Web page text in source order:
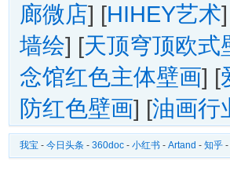
廊微店] [HIHEY艺术
墙绘] [天顶穹顶欧式
念馆红色主体壁画] [
防红色壁画] [油画行
我宝 - 今日头条 - 360doc - 小红书 - Artand - 知乎 -